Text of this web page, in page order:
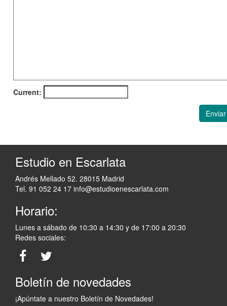
Current:
Enviar
Estudio en Escarlata
Andrés Mellado 52. 28015 Madrid
Tel. 91 052 24 17 info@estudioenescarlata.com
Horario:
Lunes a sábado de 10:30 a 14:30 y de 17:00 a 20:30
Redes sociales:
Boletín de novedades
¡Apúntate a nuestro Boletín de Novedades!